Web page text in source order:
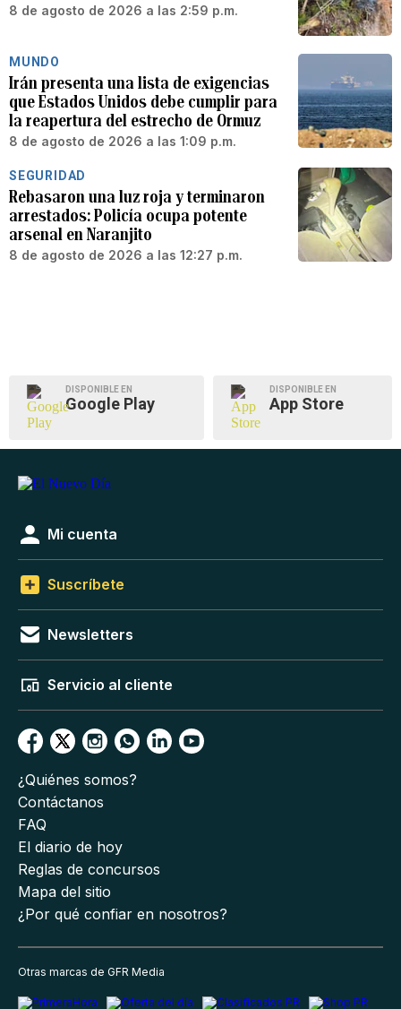
8 de agosto de 2026 a las 2:59 p.m.
MUNDO
Irán presenta una lista de exigencias
que Estados Unidos debe cumplir para
la reapertura del estrecho de Ormuz
8 de agosto de 2026 a las 1:09 p.m.
SEGURIDAD
Rebasaron una luz roja y terminaron
arrestados: Policía ocupa potente
arsenal en Naranjito
8 de agosto de 2026 a las 12:27 p.m.
DISPONIBLE EN
Google Play
DISPONIBLE EN
App Store
Mi cuenta
Suscríbete
Newsletters
Servicio al cliente
¿Quiénes somos?
Contáctanos
FAQ
El diario de hoy
Reglas de concursos
Mapa del sitio
¿Por qué confiar en nosotros?
Otras marcas de GFR Media